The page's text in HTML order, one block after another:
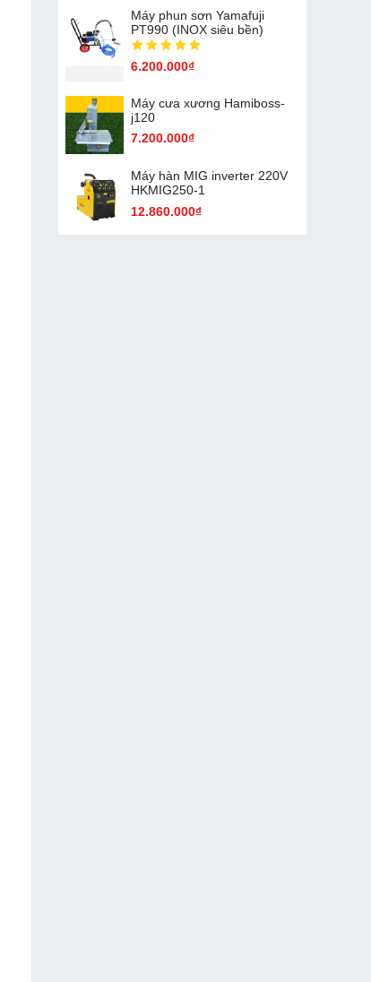
Máy phun sơn Yamafuji
PT990 (INOX siêu bền)
6.200.000₫
Máy cưa xương Hamiboss-
j120
7.200.000₫
Máy hàn MIG inverter 220V
HKMIG250-1
12.860.000₫